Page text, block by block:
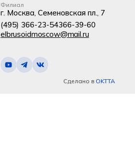
Филиал
г. Москва, Семеновская пл., 7
(495) 366-23-54366-39-60
elbrusoidmoscow@mail.ru
Сделано в OKTTA